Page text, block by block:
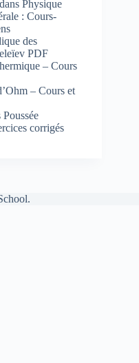
dans Physique
: Cours-
des
PDF
– Cours
– Cours et
Poussée
corrigés